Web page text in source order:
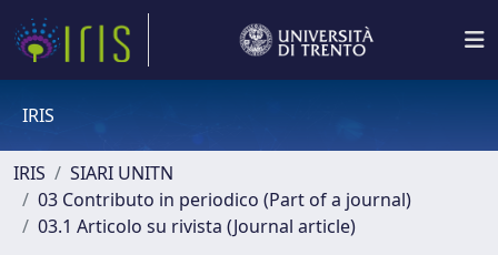
IRIS
IRIS
SIARI UNITN
03 Contributo in periodico (Part of a journal)
03.1 Articolo su rivista (Journal article)